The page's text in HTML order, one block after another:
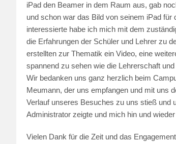
iPad den Beamer in dem Raum aus, gab
und schon war das Bild von seinem iPad
interessierte habe ich mich mit dem
die Erfahrungen der Schüler und Lehrer zu
erstellten zur Thematik ein Video, eine
spannend zu sehen wie die Lehrerschaft
Wir bedanken uns ganz herzlich beim
Meumann, der uns empfangen und mit uns
Verlauf unseres Besuches zu uns stieß und
Administrator zeigte und mich hin und
Vielen Dank für die Zeit und das